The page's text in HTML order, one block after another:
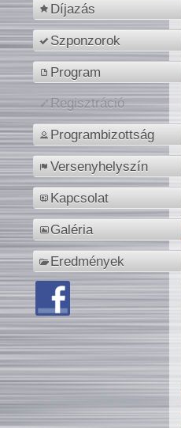
Díjazás
Szponzorok
Program
Regisztráció
Programbizottság
Versenyhelyszín
Kapcsolat
Galéria
Eredmények